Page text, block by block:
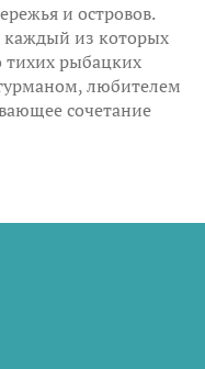
и островов.
из которых
рыбацких
любителем
сочетание